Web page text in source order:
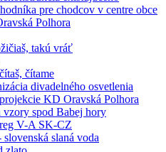
pre chodcov v centre obce
Polhora
takú vráť
čítame
divadelného osvetlenia
KD Oravská Polhora
vzory spod Babej hory
V-A SK-CZ
slovenská slaná voda